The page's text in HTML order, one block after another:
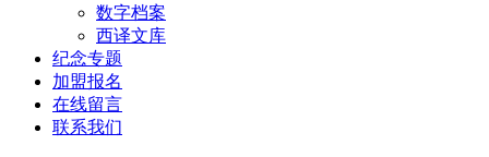
数字档案
西译文库
纪念专题
加盟报名
在线留言
联系我们